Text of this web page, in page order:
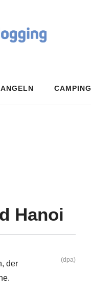
ANGELN CAMPING
Hanoi
der
(dpa)